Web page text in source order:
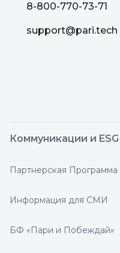
8-800-770-73-71
support@pari.tech
Коммуникации и ESG
Партнерская Программа
Информация для СМИ
БФ «Пари и Побеждай»